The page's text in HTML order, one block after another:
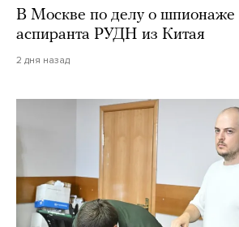
В Москве по делу о шпионаже
аспиранта РУДН из Китая
2 дня назад